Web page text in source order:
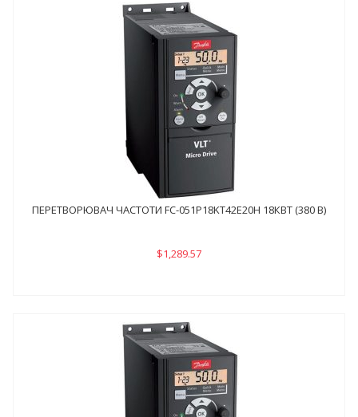
ПЕРЕТВОРЮВАЧ ЧАСТОТИ FC-051P18KТ42E20H 18КВТ (380 В)
$1,289.57